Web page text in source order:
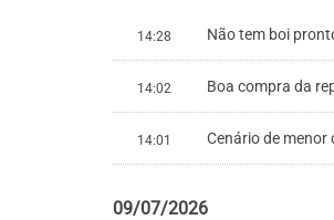
14:28 Não tem boi
14:02 Boa compra da
14:01 Cenário de menor
09/07/2026